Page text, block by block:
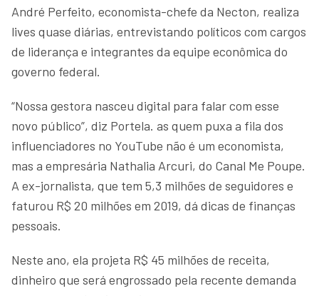
André Perfeito, economista-chefe da Necton, realiza
lives quase diárias, entrevistando políticos com cargos
de liderança e integrantes da equipe econômica do
governo federal.
“Nossa gestora nasceu digital para falar com esse
novo público”, diz Portela. as quem puxa a fila dos
influenciadores no YouTube não é um economista,
mas a empresária Nathalia Arcuri, do Canal Me Poupe.
A ex-jornalista, que tem 5,3 milhões de seguidores e
faturou R$ 20 milhões em 2019, dá dicas de finanças
pessoais.
Neste ano, ela projeta R$ 45 milhões de receita,
dinheiro que será engrossado pela recente demanda